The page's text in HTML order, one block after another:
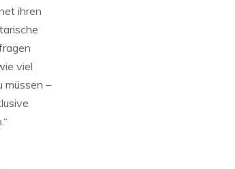
ihren
viel
müssen –